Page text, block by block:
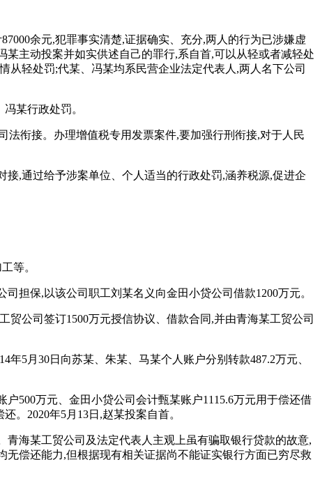
余元,犯罪事实清楚,证据确实、充分,两人的行为已涉嫌虚
主动投案并如实供述自己的罪行,系自首,可以从轻或者减轻处
轻处罚;代某、冯某均系民营企业法定代表人,两人名下公司
某行政处罚。
法衔接。办理增值税专用发票案件,要加强行刑衔接,对于人民
,通过给予涉案单位、个人适当的行政处罚,涵养税源,促进企
等。
担保,以该公司职工刘某名义向金田小贷公司借款1200万元。
贸公司签订1500万元授信协议、借款合同,并由青海某工贸公司
5月30日向苏某、朱某、马某个人账户分别转款487.2万元、
500万元、金田小贷公司会计甄某账户1115.6万元用于偿还借
。2020年5月13日,赵某投案自首。
海某工贸公司及法定代表人主观上虽有骗取银行贷款的故意,
偿还能力,但根据现有相关证据尚不能证实银行方面已穷尽救